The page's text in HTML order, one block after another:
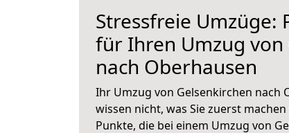
Stressfreie Umzüge:
für Ihren Umzug von
nach Oberhausen
Ihr Umzug von Gelsenkirchen nach
wissen nicht, was Sie zuerst
Punkte, die bei einem Umzug von